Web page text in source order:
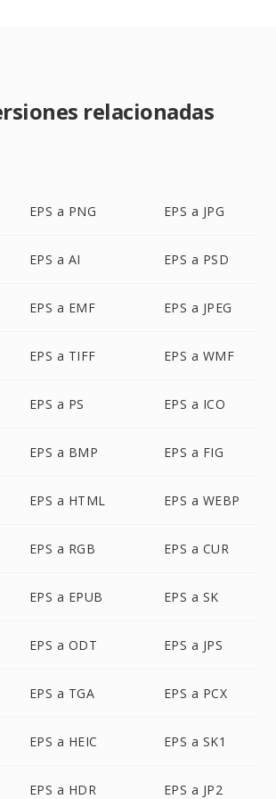
relacionadas
EPS a PNG EPS a JPG
EPS a AI EPS a PSD
EPS a EMF EPS a JPEG
EPS a TIFF EPS a WMF
EPS a PS EPS a ICO
EPS a BMP EPS a FIG
EPS a HTML EPS a WEBP
EPS a RGB EPS a CUR
EPS a EPUB EPS a SK
EPS a ODT EPS a JPS
EPS a TGA EPS a PCX
EPS a HEIC EPS a SK1
EPS a HDR EPS a JP2